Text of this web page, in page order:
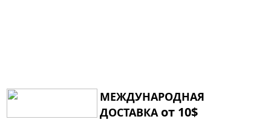
МЕЖДУНАРОДНАЯ
ДОСТАВКА от 10$